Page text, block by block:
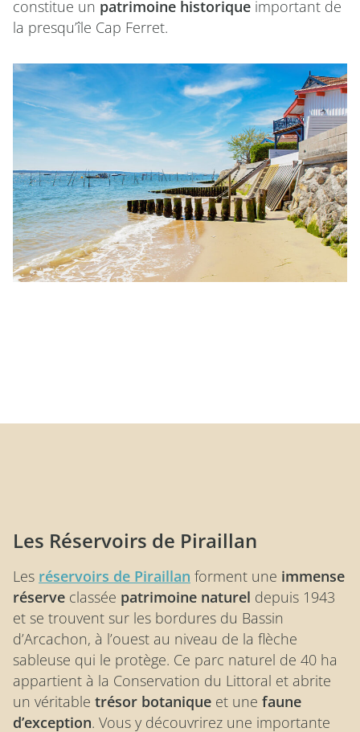
constitue un patrimoine historique important de
la presqu’île Cap Ferret.
Les Réservoirs de Piraillan
Les réservoirs de Piraillan forment une immense
réserve classée patrimoine naturel depuis 1943
et se trouvent sur les bordures du Bassin
d’Arcachon, à l’ouest au niveau de la flèche
sableuse qui le protège. Ce parc naturel de 40 ha
appartient à la Conservation du Littoral et abrite
un véritable trésor botanique et une faune
d’exception. Vous y découvrirez une importante